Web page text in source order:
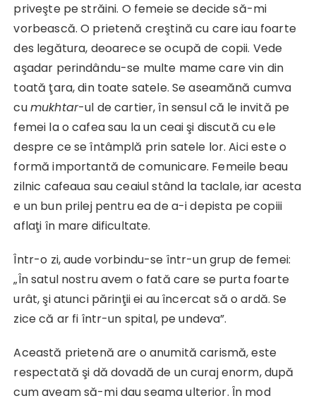
priveşte pe străini. O femeie se decide să-mi
vorbească. O prietenă creştină cu care iau foarte
des legătura, deoarece se ocupă de copii. Vede
aşadar perindându-se multe mame care vin din
toată ţara, din toate satele. Se aseamănă cumva
cumukhtar-ul de cartier, în sensul că le invită pe
femei la o cafea sau la un ceai şi discută cu ele
despre ce se întâmplă prin satele lor. Aici este o
formă importantă de comunicare. Femeile beau
zilnic cafeaua sau ceaiul stând la taclale, iar acesta
e un bun prilej pentru ea de a-i depista pe copiii
aflaţi în mare dificultate.
Într-o zi, aude vorbindu-se într-un grup de femei:
„În satul nostru avem o fată care se purta foarte
urât, şi atunci părinţii ei au încercat să o ardă. Se
zice că ar fi într-un spital, pe undeva”.
Această prietenă are o anumită carismă, este
respectată şi dă dovadă de un curaj enorm, după
cum aveam să-mi dau seama ulterior. În mod